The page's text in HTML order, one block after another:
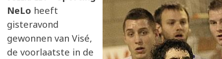
NeLo heeft
gisteravond
gewonnen van Visé,
de voorlaatste in de